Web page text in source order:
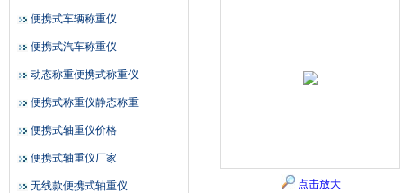
便携式车辆称重仪
便携式汽车称重仪
动态称重便携式称重仪
便携式称重仪静态称重
便携式轴重仪价格
便携式轴重仪厂家
无线款便携式轴重仪 点击放大